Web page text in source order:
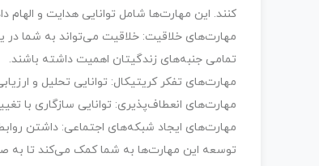
کنند. این مهارت‌ها شامل توانایی هدایت و
مهارت‌های خلاقیت: خلاقیت می‌تواند به شما در
تمامی جنبه‌های زندگیتان اهمیت داشته باشند.
مهارت‌های تفکر کریتیکال: توانایی تحلیل و
مهارت‌های انعطاف‌پذیری: توانایی سازگاری با
مهارت‌های ایجاد شبکه‌های اجتماعی: داشتن
توسعه این مهارت‌ها به شما کمک می‌کند تا به